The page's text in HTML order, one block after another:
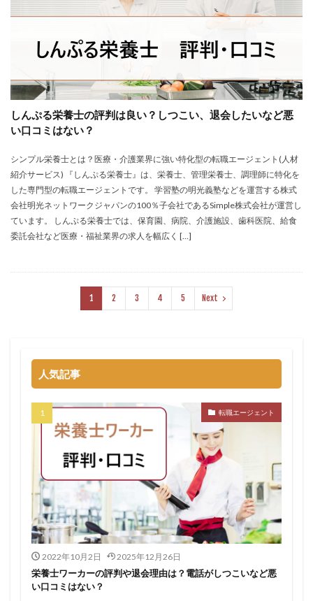
しんぷる栄養士の評判は良い？しつこい、退会したいなど悪
い口コミはない？
シンプル栄養士とは？医療・介護業界に強い特化型の転職エージェント(人材
紹介サービス) 『しんぷる栄養士』は、栄養士、管理栄養士、調理師に特化を
した専門型の転職エージェントです。 学習塾の明光義塾などを運営する株式
会社明光ネットワークジャパンの100％子会社であるSimple株式会社が運営し
ています。 しんぷる栄養士では、保育園、病院、介護施設、歯科医院、給食
委託会社など医療・福祉業界の求人を幅広く […]
1 2 3 4 5 Next
人気記事
転職エージェント
2022年10月2日 2025年12月26日
栄養士ワーカーの評判や退会理由は？電話がしつこいなど悪
い口コミはない？